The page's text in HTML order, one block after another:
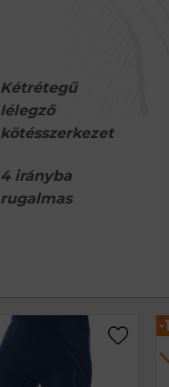
Kétrétegű
lélegző
kötésszerkezet
4 irányba
rugalmas
-